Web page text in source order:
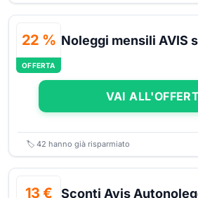
22 %
OFFERTA
Noleggi mensili AVIS
VAI
🏷️ 42 hanno già risparmiato
13 € Sconti Avis